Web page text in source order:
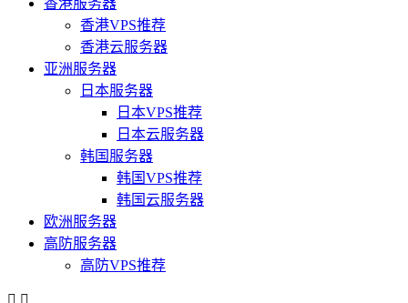
香港服务器
香港VPS推荐
香港云服务器
亚洲服务器
日本服务器
日本VPS推荐
日本云服务器
韩国服务器
韩国VPS推荐
韩国云服务器
欧洲服务器
高防服务器
高防VPS推荐
 